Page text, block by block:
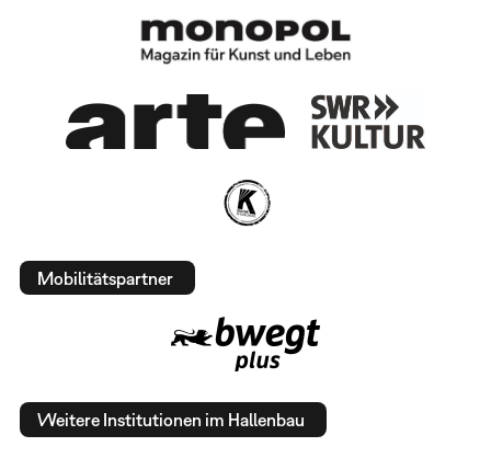
Mobilitätspartner
Weitere Institutionen im Hallenbau